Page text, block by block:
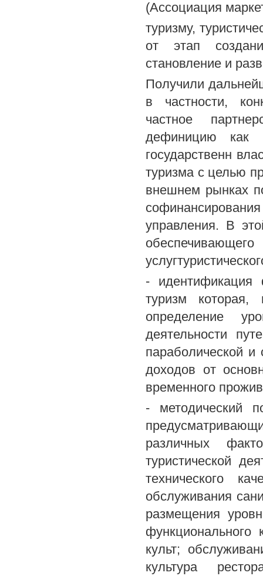
(Ассоциация
туризму,
от этап
становление и
Получили
в частности,
частное
дефиницию как
государственн
туризма с целью
внешнем рынках
управления. В
-
туризм которая,
определение
деятельности
параболической
доходов от
временного
- методический
различных
туристической
технического
обслуживания
размещения
функционального
культ;
культура